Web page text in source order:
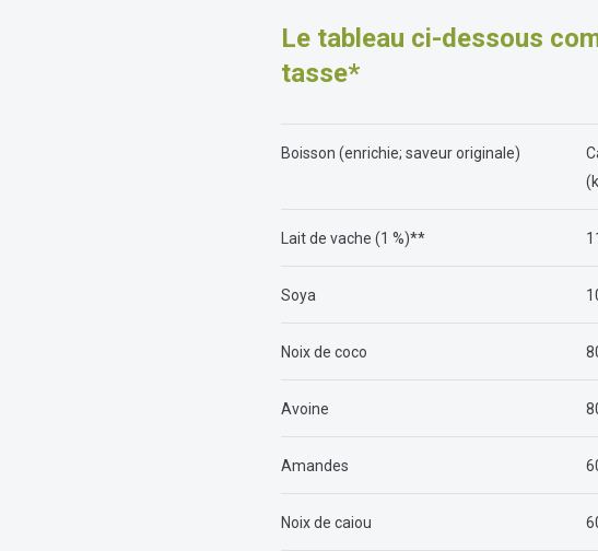
Le tableau ci-dessous
tasse*
Boisson (enrichie; saveur originale)
Lait de vache (1 %)**
Soya
Noix de coco
Avoine
Amandes
Noix de caiou